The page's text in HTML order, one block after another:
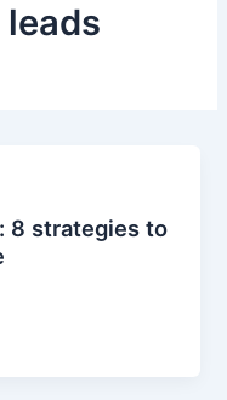
8 strategies to